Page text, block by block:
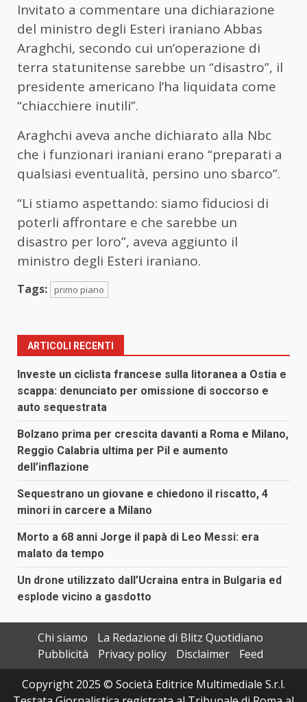
Invitato a commentare una dichiarazione
del ministro degli Esteri iraniano Abbas
Araghchi, secondo cui un’operazione di
terra statunitense sarebbe un “disastro”, il
presidente americano l’ha liquidata come
“chiacchiere inutili”.
Araghchi aveva anche dichiarato alla Nbc
che i funzionari iraniani erano “preparati a
qualsiasi eventualità, persino uno sbarco”.
“Li stiamo aspettando: siamo fiduciosi di
poterli affrontare e che sarebbe un
disastro per loro”, aveva aggiunto il
ministro degli Esteri iraniano.
Tags: primo piano
ARTICOLI RECENTI
Investe un ciclista francese sulla litoranea a Ostia e
scappa: denunciato per omissione di soccorso e
auto sequestrata
Bolzano prima per crescita davanti a Roma e Milano,
Reggio Calabria ultima per Pil e aumento
dell’inflazione
Sequestrano un giovane e chiedono il riscatto, 4
minori in carcere a Milano
Morto a 68 anni Jorge il papà di Leo Messi: era
malato da tempo
Un drone utilizzato dall’Ucraina entra in Bulgaria ed
esplode vicino a gasdotto
Chi siamo
La Redazione di Blitz Quotidiano
Pubblicità
Privacy policy Disclaimer
Feed
Copyright 2025 © Società Editrice Multimediale S.r.l.